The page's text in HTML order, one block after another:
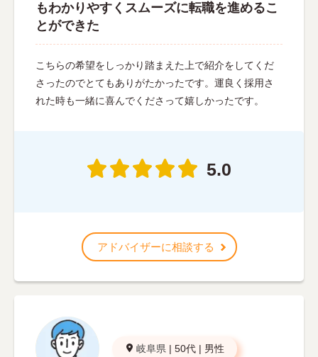
もわかりやすくスムーズに転職を進めるこ
とができた
こちらの希望をしっかり踏まえた上で紹介をしてくだ
さったのでとてもありがたかったです。運良く採用さ
れた時も一緒に喜んでくださって嬉しかったです。
5.0
アドバイザーに相談する
岐阜県 | 50代 | 男性